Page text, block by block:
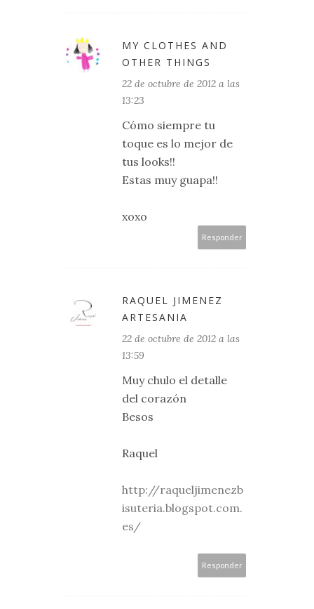
MY CLOTHES AND
OTHER THINGS
22 de octubre de 2012 a las
13:23
Cómo siempre tu
toque es lo mejor de
tus looks!!
Estas muy guapa!!
xoxo
Responder
RAQUEL JIMENEZ
ARTESANIA
22 de octubre de 2012 a las
13:59
Muy chulo el detalle
del corazón
Besos
Raquel
http://raqueljimenezb
isuteria.blogspot.com.
es/
Responder